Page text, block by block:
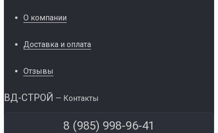
О компании
Доставка и оплата
Отзывы
ВД-СТРОЙ — Контакты
8 (985) 998-96-41